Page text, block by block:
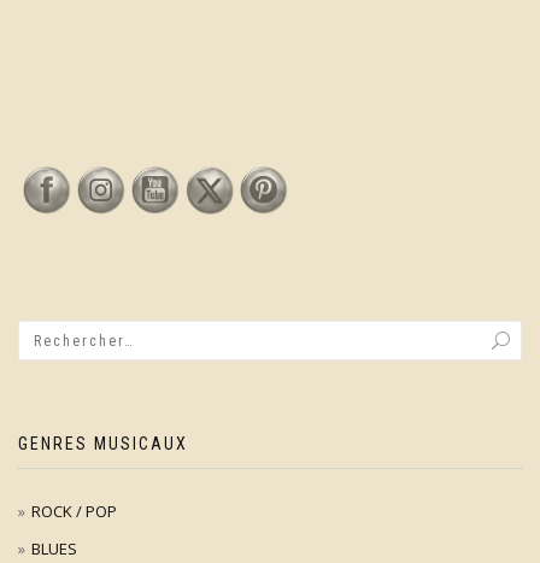
GENRES MUSICAUX
ROCK / POP
BLUES